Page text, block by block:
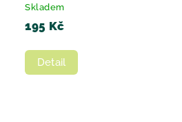
Skladem
195 Kč
Detail